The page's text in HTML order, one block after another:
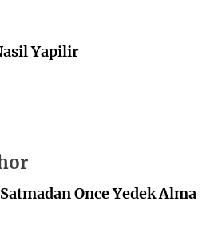
Yapilir
Once Yedek Alma